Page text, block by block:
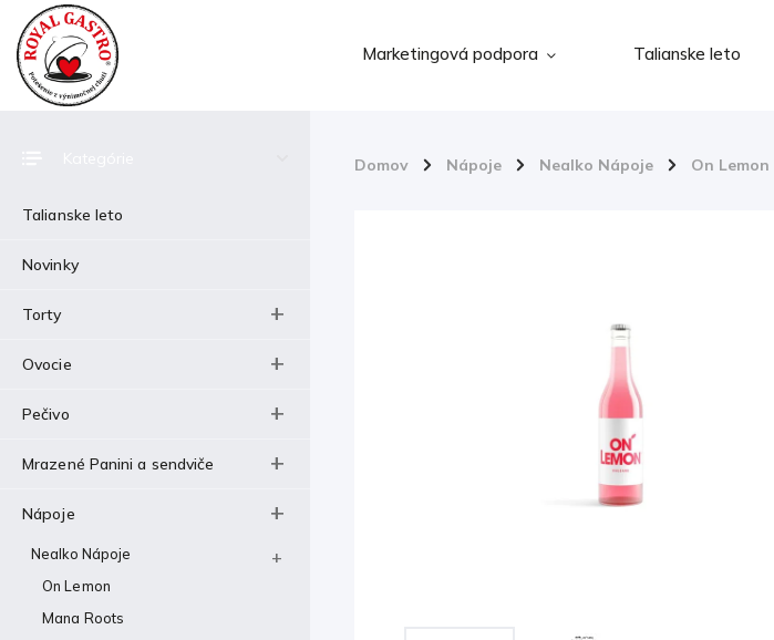
Marketingová podpora Talianske leto
Domov / Nápoje / Nealko Nápoje / On Lemon
Talianske leto
Novinky
Torty
Ovocie
Pečivo
Mrazené Panini a sendviče
Nápoje
Nealko Nápoje
On Lemon
Mana Roots